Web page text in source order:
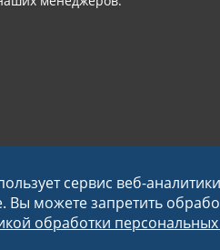
Политика в отношении
сервис веб-
Вы можете запретить
обработки